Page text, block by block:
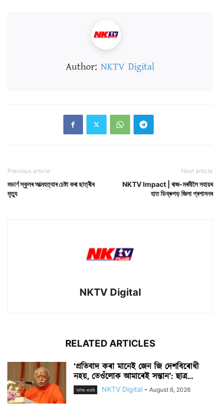
Author: NKTV Digital
Previous article
মডাৰ্ণ স্কুলৰ আত্মহত্যাৰ চেষ্টা কৰা ছাত্ৰীৰ
মৃত্যু
Next article
NKTV Impact | ৰাজ-মৰমীলৈ সহায়ৰ
হাত ডিব্ৰুগড় জিলা প্ৰশাসনৰ
NKTV Digital
RELATED ARTICLES
‘প্ৰতিবাদ কৰা মানেই জেন জি দেশবিৰোধী
নহয়, তেওঁলোক আমাৰেই সন্তান’: ছাত্ৰ...
দৈনিক বাতৰি NKTV Digital - August 6, 2026